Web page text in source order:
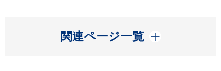
関連ページ一覧
開く